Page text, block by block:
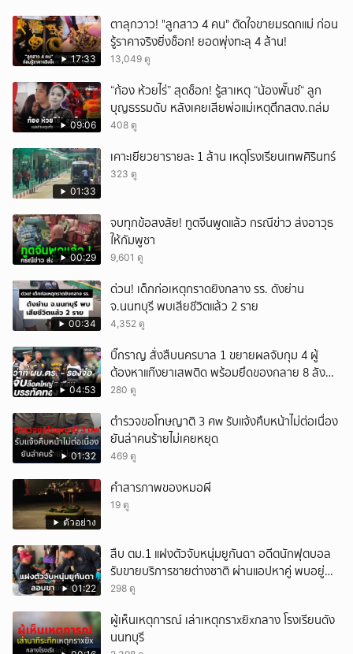
17:33
ตาลุกวาว! "ลูกสาว 4 คน" ตัดใจขายมรดกแม่ ก่อน
รู้ราคาจริงยิ่งช็อก! ยอดพุ่งทะลุ 4 ล้าน!
13,049 ดู
09:06
“ก้อง ห้วยไร่” สุดช็อก! รู้สาเหตุ “น้องพั๊นซ์“ ลูก
บุญธรรมดับ หลังเคยเสียพ่อแม่เหตุตึกสตง.ถล่ม
408 ดู
01:33
เคาะเยียวยารายละ 1 ล้าน เหตุโรงเรียนเทพศิรินทร์
323 ดู
00:29
จบทุกข้อสงสัย! ทูตจีนพูดแล้ว กรณีข่าว ส่งอาวุธ
ให้กัมพูชา
9,601 ดู
00:34
ด่วน! เด็กก่อเหตุกราดยิงกลาง รร. ดังย่าน
จ.นนทบุรี พบเสียชีวิตแล้ว 2 ราย
4,352 ดู
04:53
บิ๊กราญ สั่งสืบนครบาล 1 ขยายผลจับกุม 4 ผู้
ต้องหาแก๊งยาเสพติด พร้อมยึดของกลาย 8 ลัง
ส่งผ่านขนส่งเอกชนเข้า กทม.
280 ดู
01:32
ตำรวจขอโทษญาติ 3 ศw รับแจ้งคืบหน้าไม่ต่อเนื่อง
ยันล่าคนร้ายไม่เคยหยุด
469 ดู
ตัวอย่าง
คำสารภาพของหมอผี
19 ดู
01:22
สืบ ตม.1 แฝงตัวจับหนุ่มยูกันดา อดีตนักฟุตบอล
รับขายบริการชายต่างชาติ ผ่านแอปหาคู่ พบอยู่
เกินกำหนดอนุญาต
298 ดู
ผู้เห็นเหตุการณ์ เล่าเหตุกราxยิxกลาง โรงเรียนดัง
นนทบุรี